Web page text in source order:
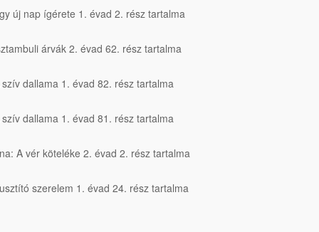
új nap ígérete 1. évad 2. rész tartalma
árvák 2. évad 62. rész tartalma
szív dallama 1. évad 82. rész tartalma
szív dallama 1. évad 81. rész tartalma
A vér köteléke 2. évad 2. rész tartalma
szerelem 1. évad 24. rész tartalma